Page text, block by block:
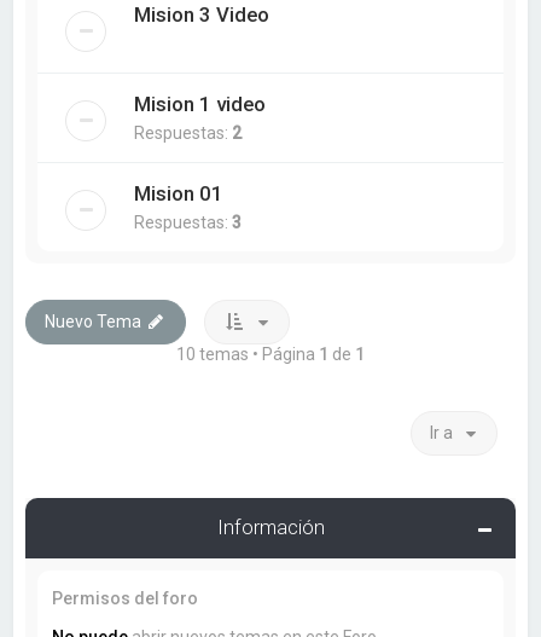
Mision 3 Video
Mision 1 video
Respuestas: 2
Mision 01
Respuestas:3
Nuevo Tema
10 temas • Página 1 de 1
Ir a
Información
Permisos del foro